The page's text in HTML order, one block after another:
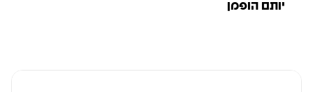
יותם הופמן